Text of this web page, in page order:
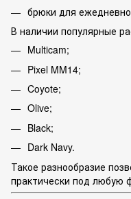
брюки для
В наличии популярные
Multicam;
Pixel MM14;
Coyote;
Olive;
Black;
Dark Navy.
Такое разнообразие
практически под любую